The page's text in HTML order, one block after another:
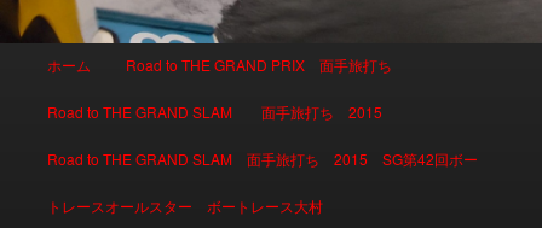
メインコンテンツへ移動
サブコンテンツへ移動
ホーム Road to THE GRAND PRIX 面手旅打ち
Road to THE GRAND SLAM 面手旅打ち 2015
Road to THE GRAND SLAM 面手旅打ち 2015 SG第42回ボー
トレースオールスター ボートレース大村